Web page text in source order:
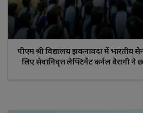
पीएम श्री विद्यालय झकनावदा में भारतीय
लिए सेवानिवृत्त लेफ्टिनेंट कर्नल वैरागी ने